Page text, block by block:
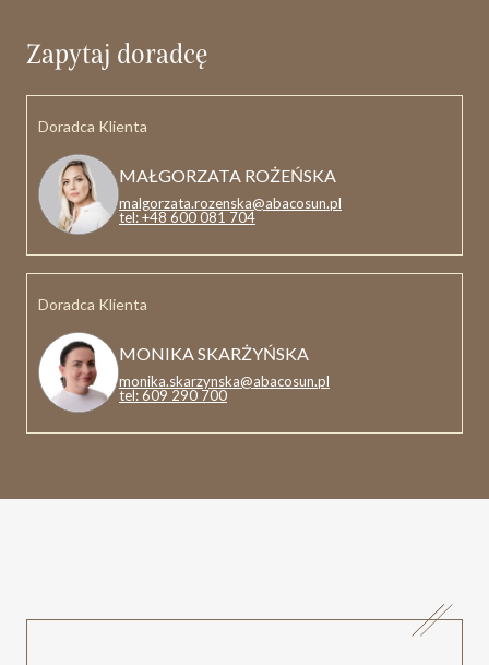
Zapytaj doradcę
Doradca Klienta
MAŁGORZATA ROŻEŃSKA
malgorzata.rozenska@abacosun.pl
tel: +48 600 081 704
Doradca Klienta
MONIKA SKARŻYŃSKA
monika.skarzynska@abacosun.pl
tel: 609 290 700